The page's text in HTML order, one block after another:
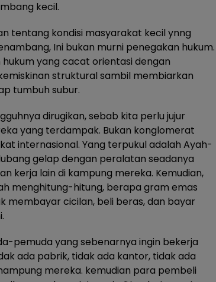
kecil.
tentang kondisi masyarakat kecil ynng
Ini bukan murni penegakan hukum.
yang cacat orientasi dengan
struktural sambil membiarkan
tumbuh subur.
dirugikan, sebab kita perlu jujur
yang terdampak. Bukan konglomerat
internasional. Yang terpukul adalah Ayah-
gelap dengan peralatan seadanya
kerja lain di kampung mereka. Kemudian,
menghitung-hitung, berapa gram emas
membayar cicilan, beli beras, dan bayar
pemuda yang sebenarnya ingin bekerja
ada pabrik, tidak ada kantor, tidak ada
mereka. kemudian para pembeli